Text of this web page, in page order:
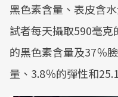
黑色素含量、表皮含
試者每天攝取590毫
的黑色素含量及37％
量、3.8％的彈性和